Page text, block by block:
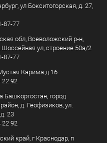
ул Бокситогорская, д. 27,
87-77
обл, Всеволожский р-н,
Шоссейная ул, строение 50а/2
87-77
Карима д.16
22 92
Башкортостан, город
д. Геофизиков, ул.
23
22 92
край, г Краснодар, п